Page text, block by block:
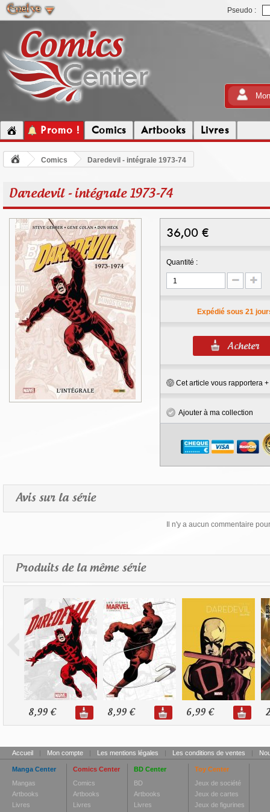
Pseudo :
Promo ! Comics Artbooks Livres
Comics Daredevil - intégrale 1973-74
Daredevil - intégrale 1973-74
36,00 €
Quantité :
Expédié sous 21
Cet article vous rapportera +
Ajouter à ma collection
Avis sur la série
Il n'y a aucun commentaire
Produits de la même série
8,99 € 8,99 € 6,99 €
Accueil | Mon compte | Les mentions légales | Les conditions de ventes |
Manga Center
Mangas
Artbooks
Livres
Comics Center
Comics
Artbooks
Livres
BD Center
BD
Artbooks
Livres
Toy Center
Jeux de société
Jeux de cartes
Jeux de figurines